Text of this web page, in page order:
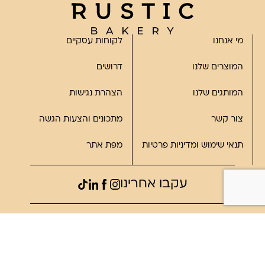
מי אנחנו לקוחות עסקיים
המוצרים שלנו דרושים
המותגים שלנו הצהרת נגישות
צור קשר מתכונים והצעות הגשה
תנאי שימוש ומדיניות פרטיות מפת אתר
עקבו אחרינו